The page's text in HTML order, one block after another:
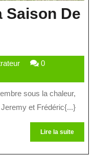
Saison De
Administrateur
0
sous la chaleur,
et Frédéric{...}
Lire la suiteLire
la